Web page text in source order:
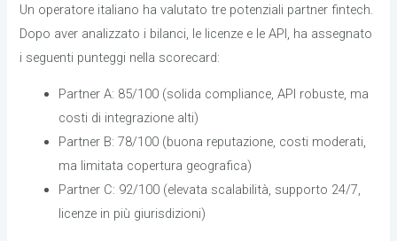
Un operatore italiano ha valutato tre potenziali partner fintech.
Dopo aver analizzato i bilanci, le licenze e le API, ha assegnato
i seguenti punteggi nella scorecard:
Partner A: 85/100 (solida compliance, API robuste, ma
costi di integrazione alti)
Partner B: 78/100 (buona reputazione, costi moderati,
ma limitata copertura geografica)
Partner C: 92/100 (elevata scalabilità, supporto 24/7,
licenze in più giurisdizioni)